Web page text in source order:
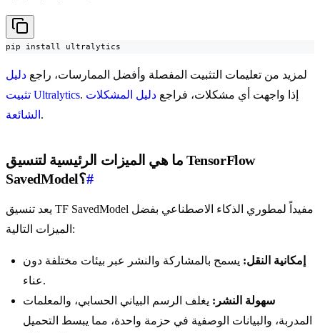
pip install ultralytics
لمزيد من تعليمات التثبيت المفصلة وأفضل الممارسات، راجع دليل
تثبيت Ultralytics
. إذا واجهت أي مشكلات، فراجع دليل المشكلات
الشائعة .
ما هي الميزات الرئيسية لتنسيق TensorFlow
SavedModel؟#
يعد تنسيق TF SavedModel مفيداً لمطوري الذكاء الاصطناعي بفضل
الميزات التالية:
إمكانية النقل: يسمح بالمشاركة والنشر عبر بيئات مختلفة دون
عناء.
سهولة النشر: يغلف الرسم البياني الحسابي، والمعلمات
المدربة، والبيانات الوصفية في حزمة واحدة، مما يبسط التحميل